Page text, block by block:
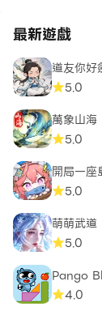
最新遊戲
道友你好
5.0
萬象山海
5.0
開局一座
5.0
萌萌武道
5.0
Pango
4.0